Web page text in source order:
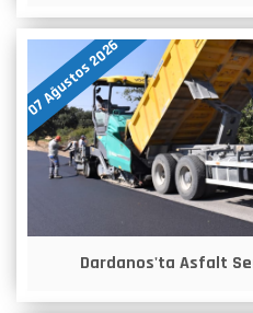
07 Ağustos 2026
Dardanos'ta Asfalt